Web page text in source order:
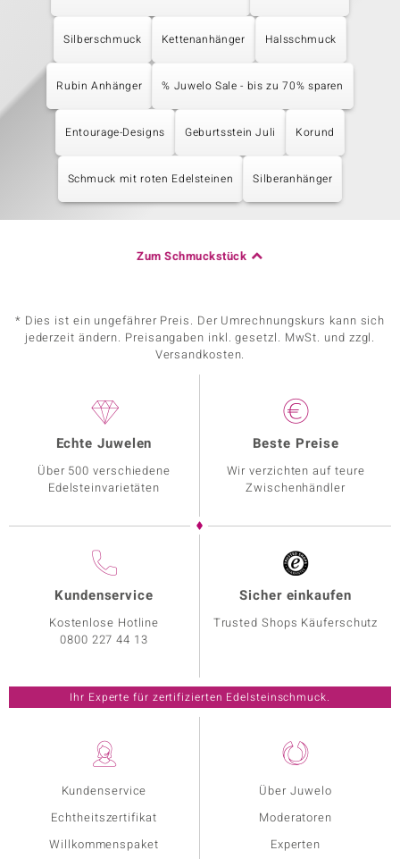
Silberschmuck Kettenanhänger Halsschmuck
Rubin Anhänger % Juwelo Sale - bis zu 70% sparen
Entourage-Designs Geburtsstein Juli Korund
Schmuck mit roten Edelsteinen Silberanhänger
Zum Schmuckstück
* Dies ist ein ungefährer Preis. Der Umrechnungskurs kann sich
jederzeit ändern. Preisangaben inkl. gesetzl. MwSt. und zzgl.
Versandkosten.
Kundenservice
Echtheitszertifikat
Willkommenspaket
Über Juwelo
Moderatoren
Experten
Echte Juwelen
Über 500 verschiedene
Edelsteinvarietäten
Beste Preise
Wir verzichten auf teure
Zwischenhändler
Kundenservice
Kostenlose Hotline
0800 227 44 13
Sicher einkaufen
Trusted Shops Käuferschutz
Ihr Experte für zertifizierten Edelsteinschmuck.